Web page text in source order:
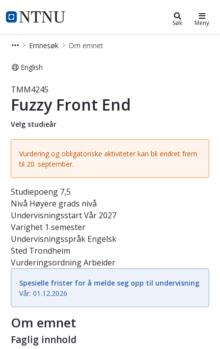
NTNU Hjemmeside
Studier Søk Meny
Emnesøk Om emnet
English
Emne - Fuzzy Front End - TMM4245
TMM4245
Fuzzy Front End
Velg studieår
Vurdering og obligatoriske aktiviteter kan bli endret frem
til 20. september.
Studiepoeng 7,5
Nivå Høyere grads nivå
UndervisningsstartVår 2027
Varighet 1 semester
Undervisningsspråk Engelsk
Sted Trondheim
VurderingsordningArbeider
Spesielle frister for å melde seg opp til undervisning
Vår: 01.12.2026
Om emnet
Faglig innhold